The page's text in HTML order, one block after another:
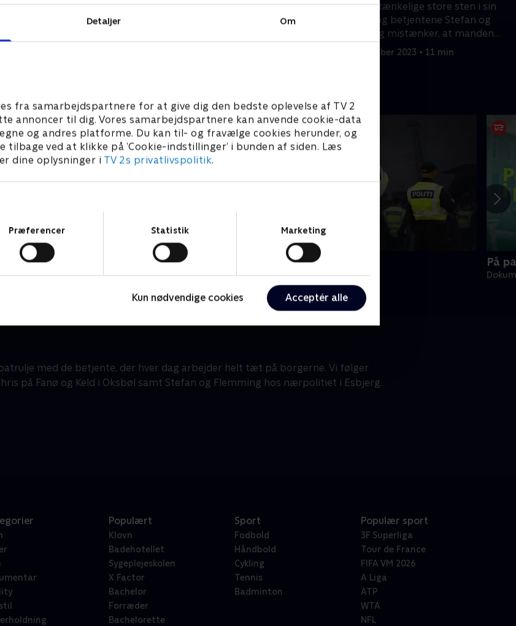
Detaljer Om
fra samarbejdspartnere for at give dig den bedste oplevelse af TV 2
annoncer til dig. Vores samarbejdspartnere kan anvende cookie-data
og andres platforme. Du kan til- og fravælge cookies herunder, og
ved at klikke på ’Cookie-indstillinger’ i bunden af siden. Læs
dine oplysninger i TV 2s privatlivspolitik.
Præferencer Statistik Marketing
Kun nødvendige cookies Acceptér alle
skydes i gang på
af et par, der lufter hund på hans jord,
med mistænkelige store sten i sin
rygsæk, og betjentene Stefan og
Flemming mistænker, at manden
planlægger hærværk.
20. november 2023 • 11 min
Hvor er politiet?
Dokumentar • 1 sæsoner
På
med de betjente, der hver dag arbejder helt tæt på borgerne. Vi følger
på Fanø og Keld i Oksbøl samt Stefan og Flemming hos nærpolitiet i Esbjerg.
Populært
Klovn
Badehotellet
Sygeplejeskolen
X Factor
Bachelor
Forræder
Bachelorette
Sport
Fodbold
Håndbold
Cykling
Tennis
Badminton
Populær sport
3F Superliga
Tour de France
FIFA VM 2026
A Liga
ATP
WTA
NFL